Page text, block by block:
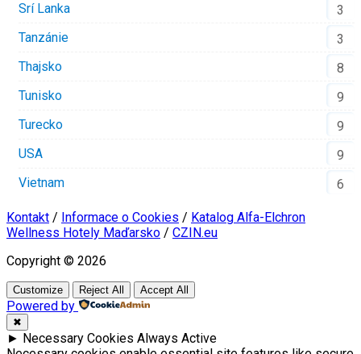
Srí Lanka
3
Tanzánie
3
Thajsko
8
Tunisko
9
Turecko
9
USA
9
Vietnam
6
Kontakt / Informace o Cookies / Katalog Alfa-Elchron
Wellness Hotely Maďarsko / CZIN.eu
Copyright © 2026
Customize Reject All Accept All
Powered by
✖
► Necessary Cookies Always Active